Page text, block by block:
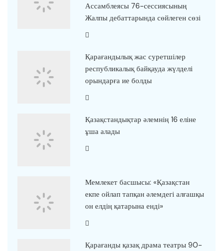
Ассамблеясы 76-сессиясының
Жалпы дебаттарында сөйлеген сөзі
Қарағандылық жас суретшілер
республикалық байқауда жүлделі
орындарға ие болды
Қазақстандықтар әлемнің 16 еліне
ұша алады
Мемлекет басшысы: «Қазақстан
екпе ойлап тапқан әлемдегі алғашқы
он елдің қатарына енді»
Қарағанды қазақ драма театры 90-